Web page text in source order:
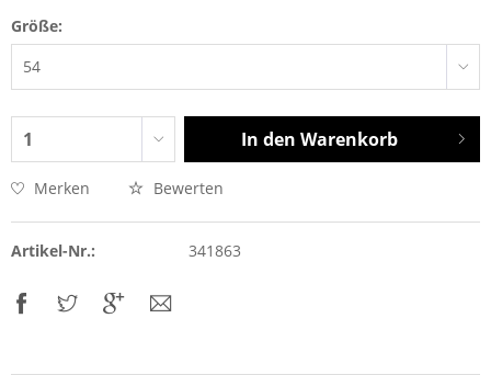
Größe:
In den Warenkorb
Merken Bewerten
Artikel-Nr.: 341863